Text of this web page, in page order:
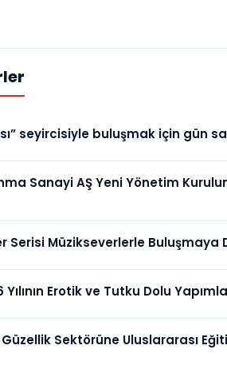
seyircisiyle buluşmak için gün
Sanayi AŞ Yeni Yönetim
Serisi Müzikseverlerle Buluşmaya
Erotik ve Tutku Dolu
Sektörüne Uluslararası